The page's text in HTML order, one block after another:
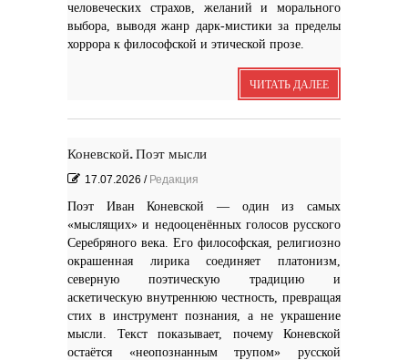
человеческих страхов, желаний и морального
выбора, выводя жанр дарк-мистики за пределы
хоррора к философской и этической прозе.
ЧИТАТЬ ДАЛЕЕ
Коневской. Поэт мысли
17.07.2026 / Редакция
Поэт Иван Коневской — один из самых
«мыслящих» и недооценённых голосов русского
Серебряного века. Его философская, религиозно
окрашенная лирика соединяет платонизм,
северную поэтическую традицию и
аскетическую внутреннюю честность, превращая
стих в инструмент познания, а не украшение
мысли. Текст показывает, почему Коневской
остаётся «неопознанным трупом» русской